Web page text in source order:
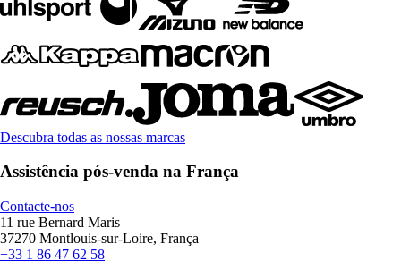
Descubra todas as nossas marcas
Assistência pós-venda na França
Contacte-nos
11 rue Bernard Maris
37270 Montlouis-sur-Loire, França
+33 1 86 47 62 58